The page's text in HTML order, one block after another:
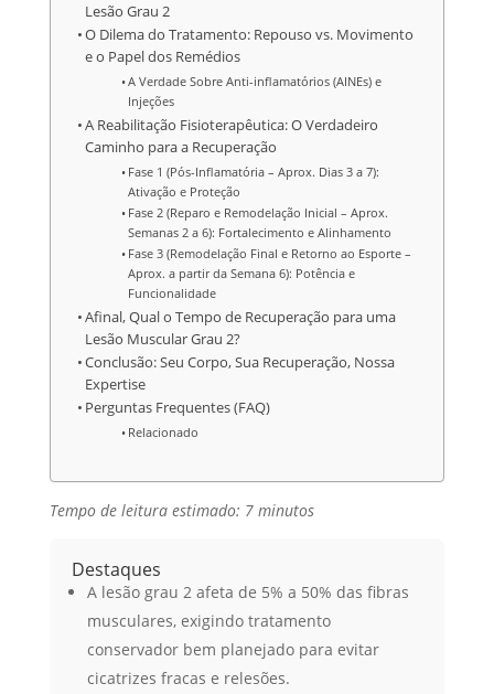
Lesão Grau 2
O Dilema do Tratamento: Repouso vs. Movimento
e o Papel dos Remédios
A Verdade Sobre Anti-inflamatórios (AINEs) e
Injeções
A Reabilitação Fisioterapêutica: O Verdadeiro
Caminho para a Recuperação
Fase 1 (Pós-Inflamatória – Aprox. Dias 3 a 7):
Ativação e Proteção
Fase 2 (Reparo e Remodelação Inicial – Aprox.
Semanas 2 a 6): Fortalecimento e Alinhamento
Fase 3 (Remodelação Final e Retorno ao Esporte –
Aprox. a partir da Semana 6): Potência e
Funcionalidade
Afinal, Qual o Tempo de Recuperação para uma
Lesão Muscular Grau 2?
Conclusão: Seu Corpo, Sua Recuperação, Nossa
Expertise
Perguntas Frequentes (FAQ)
Relacionado
Tempo de leitura estimado: 7 minutos
Destaques
A lesão grau 2 afeta de 5% a 50% das fibras
musculares, exigindo tratamento
conservador bem planejado para evitar
cicatrizes fracas e relesões.